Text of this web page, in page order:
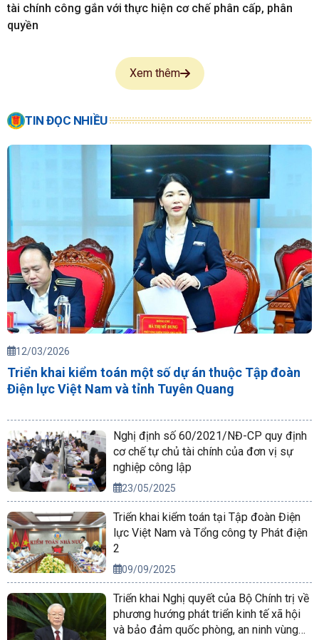
tài chính công gắn với thực hiện cơ chế phân cấp, phân
quyền
Xem thêm
TIN ĐỌC NHIỀU
12/03/2026
Triển khai kiểm toán một số dự án thuộc Tập đoàn
Điện lực Việt Nam và tỉnh Tuyên Quang
Nghị định số 60/2021/NĐ-CP quy định
cơ chế tự chủ tài chính của đơn vị sự
nghiệp công lập
23/05/2025
Triển khai kiểm toán tại Tập đoàn Điện
lực Việt Nam và Tổng công ty Phát điện
2
09/09/2025
Triển khai Nghị quyết của Bộ Chính trị về
phương hướng phát triển kinh tế xã hội
và bảo đảm quốc phòng, an ninh vùng